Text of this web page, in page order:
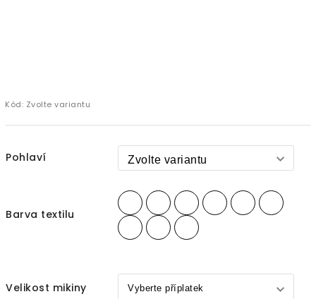
Kód: Zvolte variantu
Pohlaví
Barva textilu
Velikost mikiny